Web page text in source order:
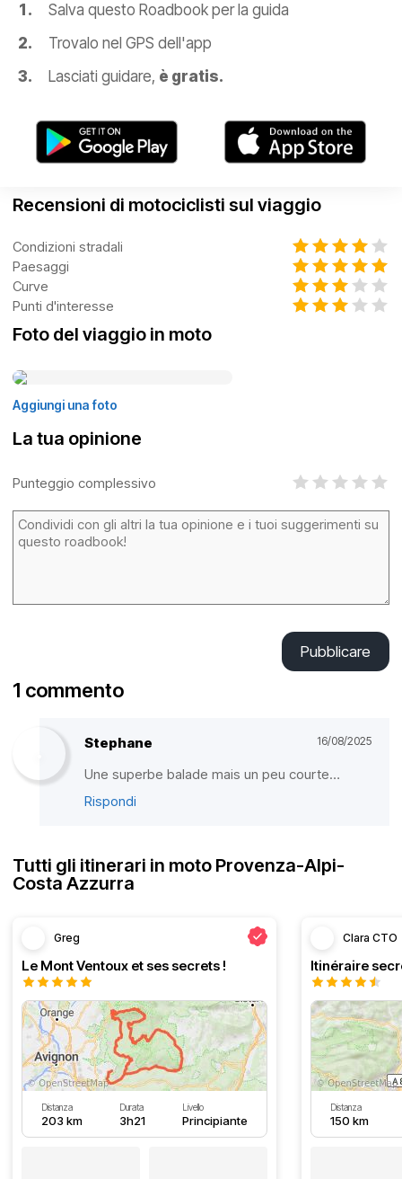
Salva questo Roadbook per la guida
Trovalo nel GPS dell'app
Lasciati guidare, è gratis.
Recensioni di motociclisti sul viaggio
Condizioni stradali
Paesaggi
Curve
Punti d'interesse
Foto del viaggio in moto
Aggiungi una foto
La tua opinione
Punteggio complessivo
Pubblicare
1 commento
Stephane 16/08/2025
Une superbe balade mais un peu courte…
Rispondi
Tutti gli itinerari in moto Provenza-Alpi-
Costa Azzurra
Greg
Le Mont Ventoux et ses secrets !
Distanza
203 km
Durata
3h21
Livello
Principiante
Clara CTO
Distanza
150 km